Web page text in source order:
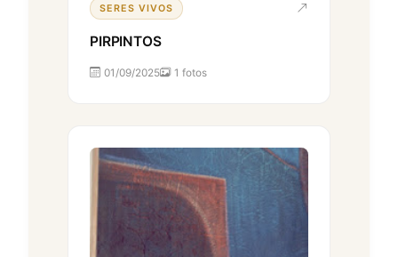
SERES VIVOS
PIRPINTOS
01/09/2025 1 fotos